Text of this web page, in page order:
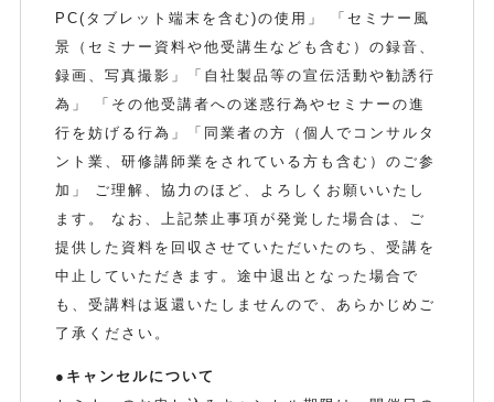
PC(タブレット端末を含む)の使用」 「セミナー風
景（セミナー資料や他受講生なども含む）の録音、
録画、写真撮影」「自社製品等の宣伝活動や勧誘行
為」 「その他受講者への迷惑行為やセミナーの進
行を妨げる行為」「同業者の方（個人でコンサルタ
ント業、研修講師業をされている方も含む）のご参
加」 ご理解、協力のほど、よろしくお願いいたし
ます。 なお、上記禁止事項が発覚した場合は、ご
提供した資料を回収させていただいたのち、受講を
中止していただきます。途中退出となった場合で
も、受講料は返還いたしませんので、あらかじめご
了承ください。
●キャンセルについて